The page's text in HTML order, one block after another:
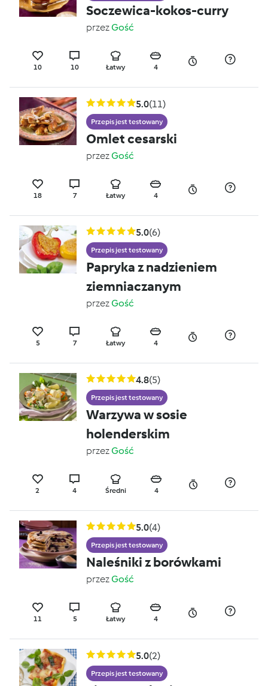
Soczewica-kokos-curry
przezGość
10 10 Łatwy 4
5.0(11)
Przepis jest testowany
Omlet cesarski
przezGość
18 7 Łatwy 4
5.0(6)
Przepis jest testowany
Papryka z nadzieniem
ziemniaczanym
przezGość
5 7 Łatwy 4
4.8(5)
Przepis jest testowany
Warzywa w sosie
holenderskim
przezGość
2 4 Średni 4
5.0(4)
Przepis jest testowany
Naleśniki z borówkami
przezGość
11 5 Łatwy 4
5.0(2)
Przepis jest testowany